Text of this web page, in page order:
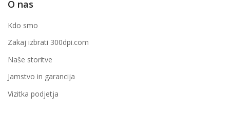
O nas
Kdo smo
Zakaj izbrati 300dpi.com
Naše storitve
Jamstvo in garancija
Vizitka podjetja